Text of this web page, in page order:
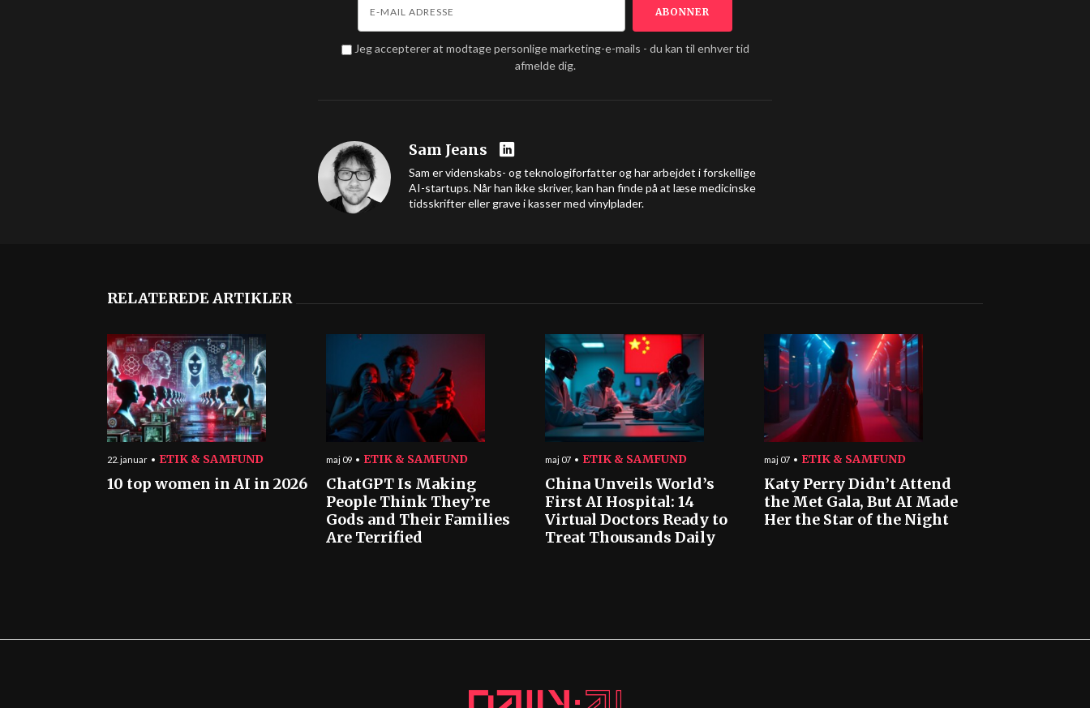
Jeg accepterer at modtage personlige marketing-e-mails - du kan til enhver tid
afmelde dig.
Sam Jeans
Sam er videnskabs- og teknologiforfatter og har arbejdet i forskellige
AI-startups. Når han ikke skriver, kan han finde på at læse medicinske
tidsskrifter eller grave i kasser med vinylplader.
RELATEREDE ARTIKLER
22. januar ETIK & SAMFUND
10 top women in AI in 2026
maj 09 ETIK & SAMFUND
ChatGPT Is Making
People Think They’re
Gods and Their Families
Are Terrified
maj 07 ETIK & SAMFUND
China Unveils World’s
First AI Hospital: 14
Virtual Doctors Ready to
Treat Thousands Daily
maj 07 ETIK & SAMFUND
Katy Perry Didn’t Attend
the Met Gala, But AI Made
Her the Star of the Night